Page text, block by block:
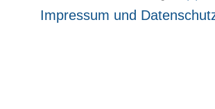
Impressum und